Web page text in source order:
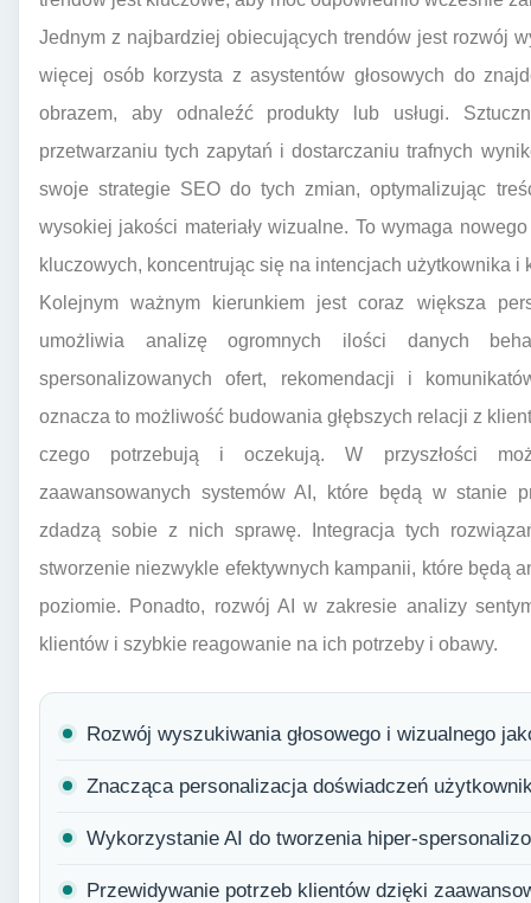
Jednym z najbardziej obiecujących trendów jest rozwój
więcej osób korzysta z asystentów głosowych do
obrazem, aby odnaleźć produkty lub usługi.
przetwarzaniu tych zapytań i dostarczaniu trafnych
swoje strategie SEO do tych zmian, optymalizując
wysokiej jakości materiały wizualne. To wymaga
kluczowych, koncentrując się na intencjach użytkownika i
Kolejnym ważnym kierunkiem jest coraz większa
umożliwia analizę ogromnych ilości danych
spersonalizowanych ofert, rekomendacji i
oznacza to możliwość budowania głębszych relacji z
czego potrzebują i oczekują. W przyszłości
zaawansowanych systemów AI, które będą w stanie
zdadzą sobie z nich sprawę. Integracja tych
stworzenie niezwykle efektywnych kampanii, które będą
poziomie. Ponadto, rozwój AI w zakresie analizy
klientów i szybkie reagowanie na ich potrzeby i obawy.
Rozwój wyszukiwania głosowego i wizualnego
Znacząca personalizacja doświadczeń
Wykorzystanie AI do tworzenia hiper-
Przewidywanie potrzeb klientów dzięki